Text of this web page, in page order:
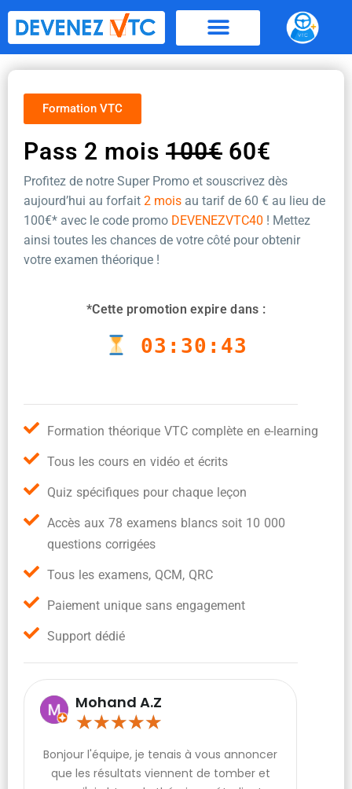
Aller
contenu
Formation VTC
Pass 2 mois 100€ 60€
Profitez de notre Super Promo et souscrivez dès
aujourd’hui au forfait 2 mois au tarif de 60 € au lieu de
100€* avec le code promo DEVENEZVTC40 ! Mettez
ainsi toutes les chances de votre côté pour obtenir
votre examen théorique !
*Cette promotion expire dans :
03:30:43
Formation théorique VTC complète en e-learning
Tous les cours en vidéo et écrits
Quiz spécifiques pour chaque leçon
Accès aux 78 examens blancs soit 10 000
questions corrigées
Tous les examens, QCM, QRC
Paiement unique sans engagement
Support dédié
Mohand A.Z
★★★★★
Bonjour l'équipe, je tenais à vous annoncer
que les résultats viennent de tomber et